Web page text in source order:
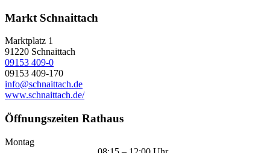
Markt Schnaittach
Marktplatz 1
91220 Schnaittach
09153 409-0
09153 409-170
info@schnaittach.de
www.schnaittach.de/
Öffnungszeiten Rathaus
Montag